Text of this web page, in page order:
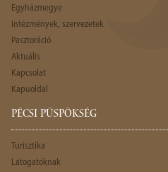
Egyházmegye
Intézmények, szervezetek
Pasztoráció
Aktuális
Kapcsolat
Kapuoldal
PÉCSI PÜSPÖKSÉG
Turisztika
Látogatóknak